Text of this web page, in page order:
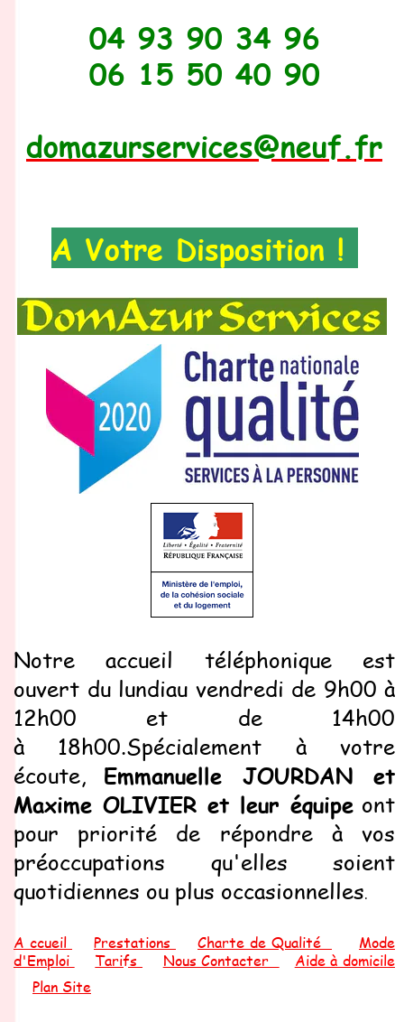
04 93 90 34 96
06 15 50 40 90
domazurservices@neuf.fr
A Votre Disposition !
Notre accueil téléphonique est
ouvert du lundiau vendredi de 9h00 à
12h00 et de 14h00
à 18h00.Spécialement à votre
écoute, Emmanuelle JOURDAN et
Maxime OLIVIER et leur équipe ont
pour priorité de répondre à vos
préoccupations qu'elles soient
quotidiennes ou plus occasionnelles.
A ccueil Prestations Charte de Qualité
Mode
d'Emploi
Tarifs Nous Contacter
Aide à domicile
Plan Site